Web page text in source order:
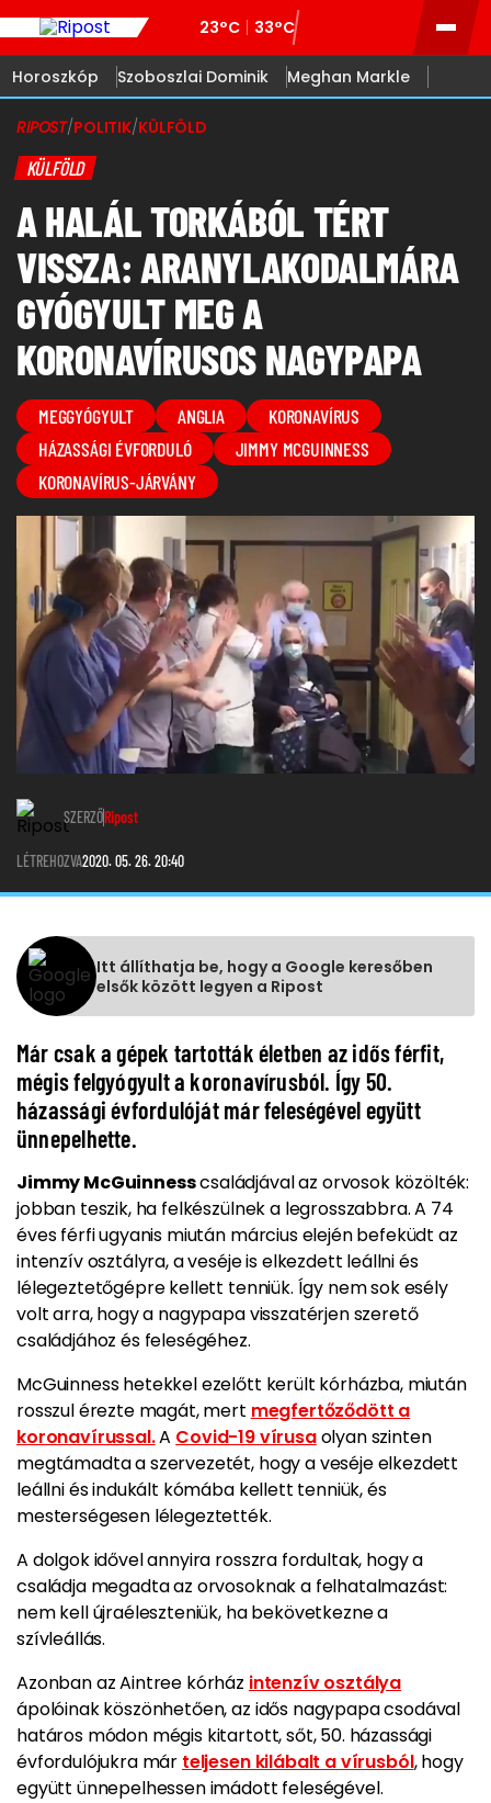
23°C 33°C
Horoszkóp Szoboszlai Dominik Meghan Markle
RIPOST/POLITIK/KÜLFÖLD
KÜLFÖLD
A HALÁL TORKÁBÓL TÉRT
VISSZA: ARANYLAKODALMÁRA
GYÓGYULT MEG A
KORONAVÍRUSOS NAGYPAPA
MEGGYÓGYULT ANGLIA
KORONAVÍRUS
HÁZASSÁGI ÉVFORDULÓ
JIMMY MCGUINNESS
KORONAVÍRUS-JÁRVÁNY
SZERZŐRipost
LÉTREHOZVA2020. 05. 26. 20:40
Itt állíthatja be, hogy a Google keresőben
elsők között legyen a Ripost
Már csak a gépek tartották életben az idős férfit,
mégis felgyógyult a koronavírusból. Így 50.
házassági évfordulóját már feleségével együtt
ünnepelhette.
Jimmy McGuinnesscsaládjával az orvosok közölték:
jobban teszik, ha felkészülnek a legrosszabbra. A 74
éves férfi ugyanis miután március elején befeküdt az
intenzív osztályra, a veséje is elkezdett leállni és
lélegeztetőgépre kellett tenniük. Így nem sok esély
volt arra, hogy a nagypapa visszatérjen szerető
családjához és feleségéhez.
McGuinness hetekkel ezelőtt került kórházba, miután
rosszul érezte magát, mert megfertőződött a
koronavírussal.A Covid-19 vírusaolyan szinten
megtámadta a szervezetét, hogy a veséje elkezdett
leállni és indukált kómába kellett tenniük, és
mesterségesen lélegeztették.
A dolgok idővel annyira rosszra fordultak, hogy a
családja megadta az orvosoknak a felhatalmazást:
nem kell újraéleszteniük, ha bekövetkezne a
szívleállás.
Azonban az Aintree kórház intenzív osztálya
ápolóinak köszönhetően,az idős nagypapa csodával
határos módon mégis kitartott, sőt, 50. házassági
évfordulójukra már teljesen kilábalt a vírusból, hogy
együtt ünnepelhessen imádott feleségével.